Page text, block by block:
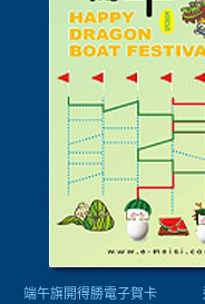
端午旗開得勝電子賀卡